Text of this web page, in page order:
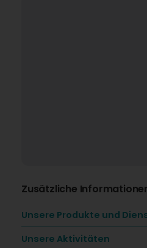
Zusätzliche
Unsere Produkte und
Unsere Aktivitäten